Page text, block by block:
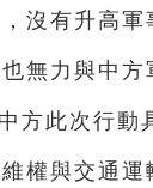
沒有升高
無力與中方
方此次行動
權與交通